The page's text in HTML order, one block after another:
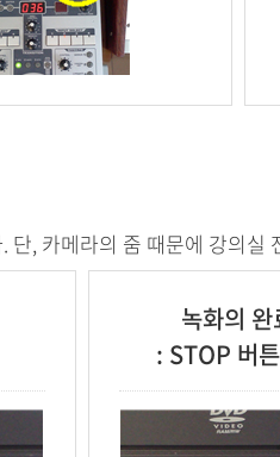
, 카메라의 줌 때문에 강의
녹화의 완
: STOP 버